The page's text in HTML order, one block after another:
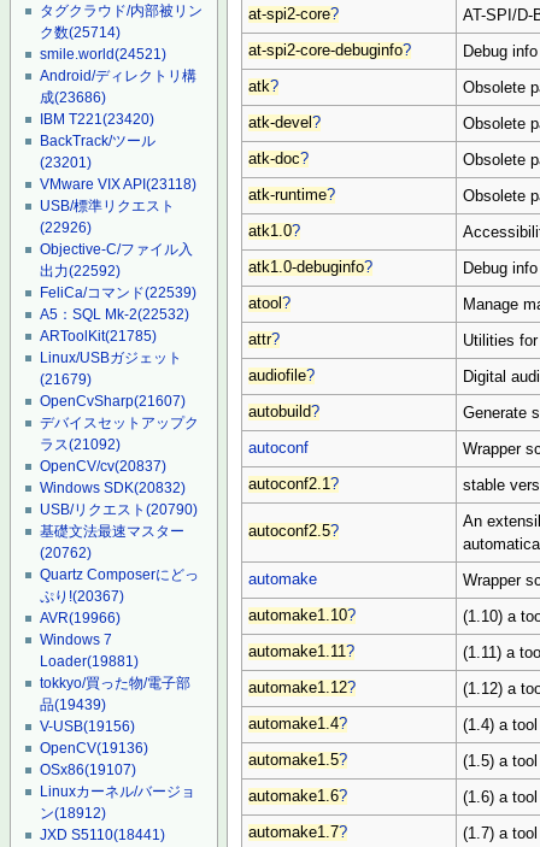
タグクラウド/内部被リン
ク数(25714)
smile.world(24521)
Android/ディレクトリ構
成(23686)
IBM T221(23420)
BackTrack/ツール
(23201)
VMware VIX API(23118)
USB/標準リクエスト
(22926)
Objective-C/ファイル入
出力(22592)
FeliCa/コマンド(22539)
A5：SQL Mk-2(22532)
ARToolKit(21785)
Linux/USBガジェット
(21679)
OpenCvSharp(21607)
デバイスセットアップク
ラス(21092)
OpenCV/cv(20837)
Windows SDK(20832)
USB/リクエスト(20790)
基礎文法最速マスター
(20762)
Quartz Composerにどっ
ぷり!(20367)
AVR(19966)
Windows 7
Loader(19881)
tokkyo/買った物/電子部
品(19439)
V-USB(19156)
OpenCV(19136)
OSx86(19107)
Linuxカーネル/バージョ
ン(18912)
JXD S5110(18441)
at-spi2-core? AT-SPI/D-
at-spi2-core-debuginfo? Debug
atk? Obsolete
atk-devel? Obsolete
atk-doc? Obsolete
atk-runtime? Obsolete
atk1.0?
atk1.0-debuginfo? Debug
atool? Manage
attr? Utilities
audiofile? Digital
autobuild? Generate
autoconf Wrapper
autoconf2.1? stable
autoconf2.5?
An
automake Wrapper
automake1.10? (1.10) a
automake1.11? (1.11) a
automake1.12? (1.12) a
automake1.4? (1.4) a
automake1.5? (1.5) a
automake1.6? (1.6) a
automake1.7? (1.7) a